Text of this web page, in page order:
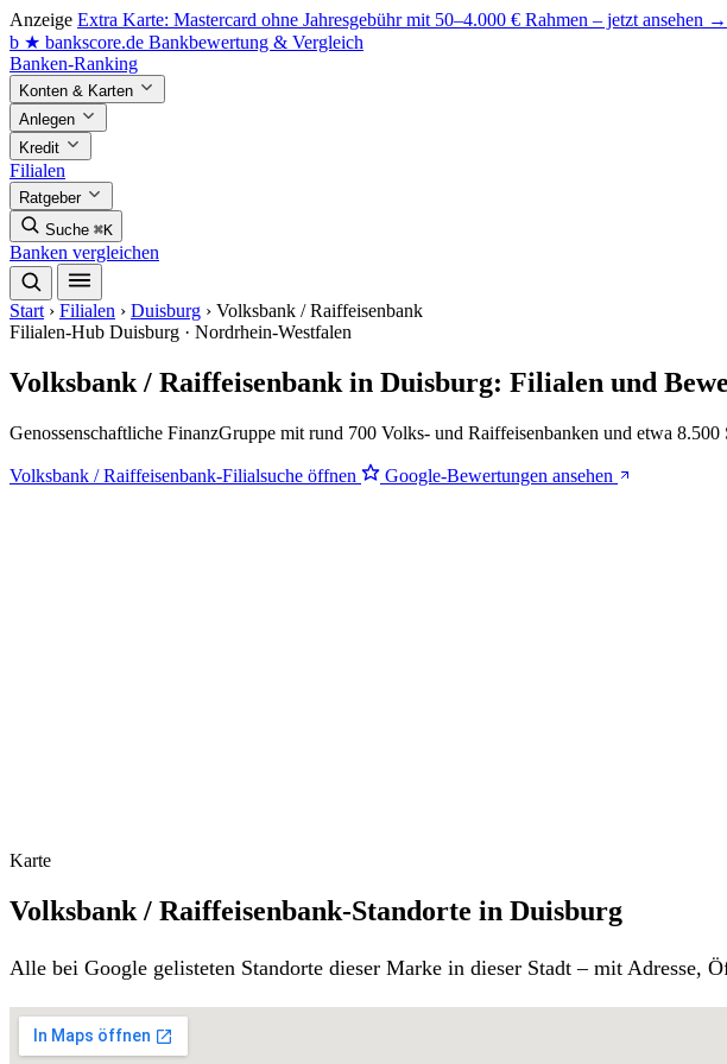
Anzeige Extra Karte: Mastercard ohne Jahresgebühr mit 50–4.000 € Rahmen – jetzt ansehen →
b ★ bankscore.de Bankbewertung & Vergleich
Banken-Ranking
Konten & Karten
Anlegen
Kredit
Filialen
Ratgeber
Suche ⌘K
Banken vergleichen
Start › Filialen › Duisburg › Volksbank / Raiffeisenbank
Filialen-Hub Duisburg · Nordrhein-Westfalen
Volksbank / Raiffeisenbank in Duisburg: Filialen und
Genossenschaftliche FinanzGruppe mit rund 700 Volks- und Raiffeisenbanken und etwa
Volksbank / Raiffeisenbank-Filialsuche öffnen Google-Bewertungen ansehen
Karte
Volksbank / Raiffeisenbank-Standorte in Duisburg
Alle bei Google gelisteten Standorte dieser Marke in dieser Stadt – mit Adresse,